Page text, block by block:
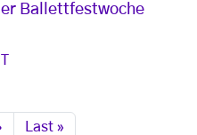
Ballettfestwoche
Seite
Letzte Seite
Last »